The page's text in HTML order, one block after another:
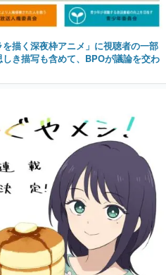
描く深夜枠アニメ」に視聴者の一部
き描写も含めて、BPOが議論を交わ